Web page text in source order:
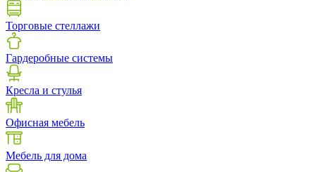
Торговые стеллажи
Гардеробные системы
Кресла и стулья
Офисная мебель
Мебель для дома